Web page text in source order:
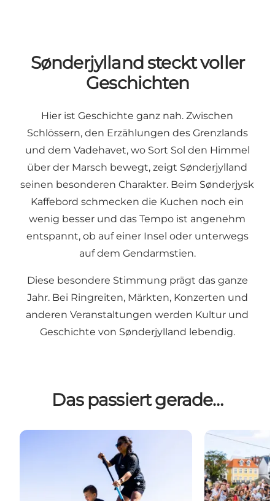
Sønderjylland steckt voller
Geschichten
Hier ist Geschichte ganz nah. Zwischen
Schlössern, den Erzählungen des Grenzlands
und dem Vadehavet, wo Sort Sol den Himmel
über der Marsch bewegt, zeigt Sønderjylland
seinen besonderen Charakter. Beim Sønderjysk
Kaffebord schmecken die Kuchen noch ein
wenig besser und das Tempo ist angenehm
entspannt, ob auf einer Insel oder unterwegs
auf dem Gendarmstien.
Diese besondere Stimmung prägt das ganze
Jahr. Bei Ringreiten, Märkten, Konzerten und
anderen Veranstaltungen werden Kultur und
Geschichte von Sønderjylland lebendig.
Das passiert gerade…
Sommerurlaub in Sønderjylland Historisches